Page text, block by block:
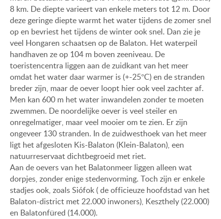
8 km. De diepte varieert van enkele meters tot 12 m. Door
deze geringe diepte warmt het water tijdens de zomer snel
op en bevriest het tijdens de winter ook snel. Dan zie je
veel Hongaren schaatsen op de Balaton. Het waterpeil
handhaven ze op 104 m boven zeeniveau. De
toeristencentra liggen aan de zuidkant van het meer
omdat het water daar warmer is (+-25°C) en de stranden
breder zijn, maar de oever loopt hier ook veel zachter af.
Men kan 600 m het water inwandelen zonder te moeten
zwemmen. De noordelijke oever is veel steiler en
onregelmatiger, maar veel mooier om te zien. Er zijn
ongeveer 130 stranden. In de zuidwesthoek van het meer
ligt het afgesloten Kis-Balaton (Klein-Balaton), een
natuurreservaat dichtbegroeid met riet.
Aan de oevers van het Balatonmeer liggen alleen wat
dorpjes, zonder enige stedenvorming. Toch zijn er enkele
stadjes ook, zoals Siófok ( de officieuze hoofdstad van het
Balaton-district met 22.000 inwoners), Keszthely (22.000)
en Balatonfüred (14.000).